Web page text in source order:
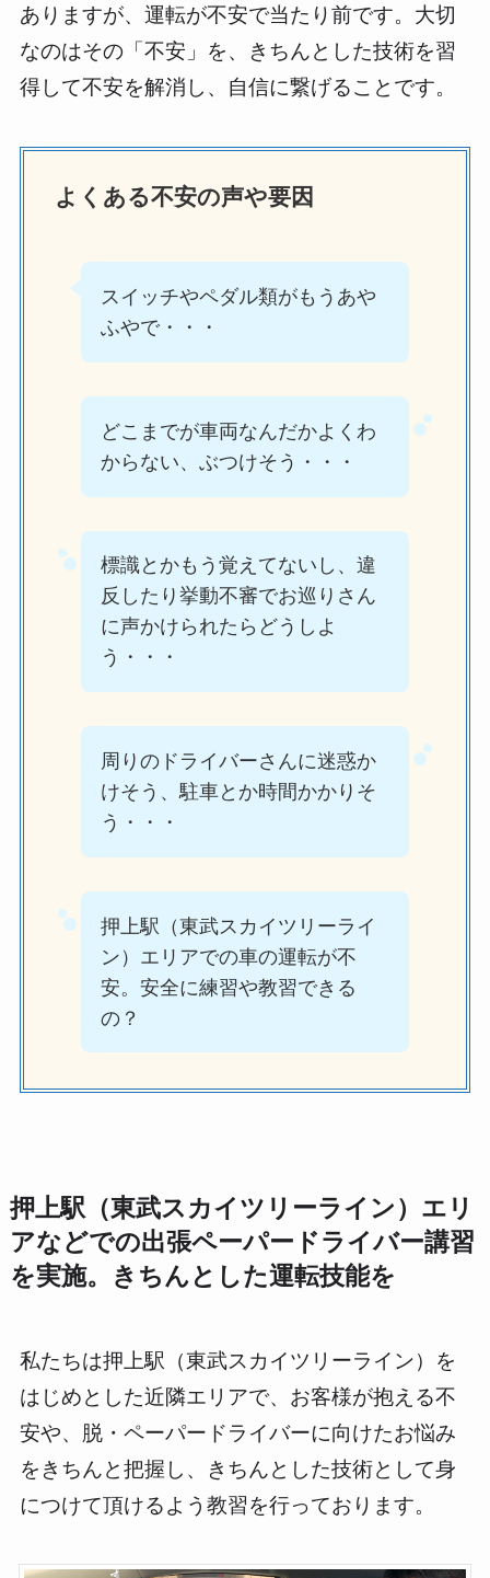
ありますが、運転が不安で当たり前です。大切
なのはその「不安」を、きちんとした技術を習
得して不安を解消し、自信に繋げることです。
よくある不安の声や要因
スイッチやペダル類がもうあや
ふやで・・・
どこまでが車両なんだかよくわ
からない、ぶつけそう・・・
標識とかもう覚えてないし、違
反したり挙動不審でお巡りさん
に声かけられたらどうしよ
う・・・
周りのドライバーさんに迷惑か
けそう、駐車とか時間かかりそ
う・・・
押上駅（東武スカイツリーライ
ン）エリアでの車の運転が不
安。安全に練習や教習できる
の？
押上駅（東武スカイツリーライン）エリ
アなどでの出張ペーパードライバー講習
を実施。きちんとした運転技能を
私たちは押上駅（東武スカイツリーライン）を
はじめとした近隣エリアで、お客様が抱える不
安や、脱・ペーパードライバーに向けたお悩み
をきちんと把握し、きちんとした技術として身
につけて頂けるよう教習を行っております。